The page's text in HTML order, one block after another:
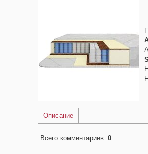
Описание
Всего комментариев: 0